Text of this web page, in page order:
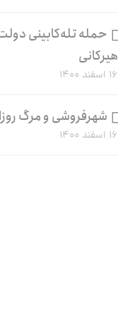
حمله تله‌کابینی
هیرکانی
۱۶ اسفند ۱۴۰۰
شهرفروشی و مرگ
۱۶ اسفند ۱۴۰۰